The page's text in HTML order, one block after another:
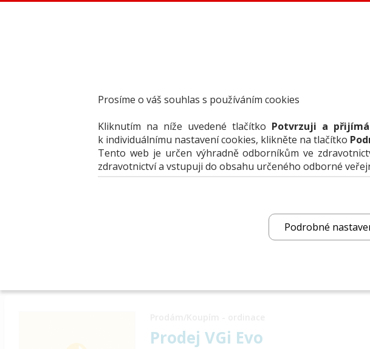
Předplatné / el. verze časopisů
Jak portál funguje
Prodej VGi Evo
Prosíme o váš souhlas s používáním cookies
Kliknutím na níže uvedené tlačítko Potvrzuji a
k individuálnímu nastavení cookies, klikněte na tlačítko
Tento web je určen výhradně odborníkům ve
zdravotnictví a vstupuji do obsahu určeného odborné
Podrobné